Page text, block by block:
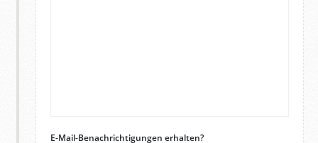
E-Mail-Benachrichtigungen erhalten?